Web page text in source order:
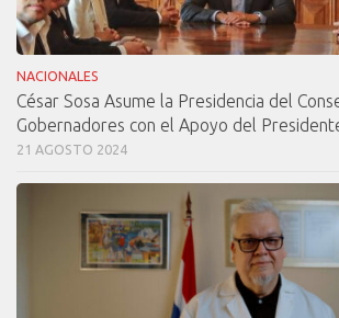
NACIONALES
César Sosa Asume la Presidencia del
Gobernadores con el Apoyo del
21 AGOSTO 2024